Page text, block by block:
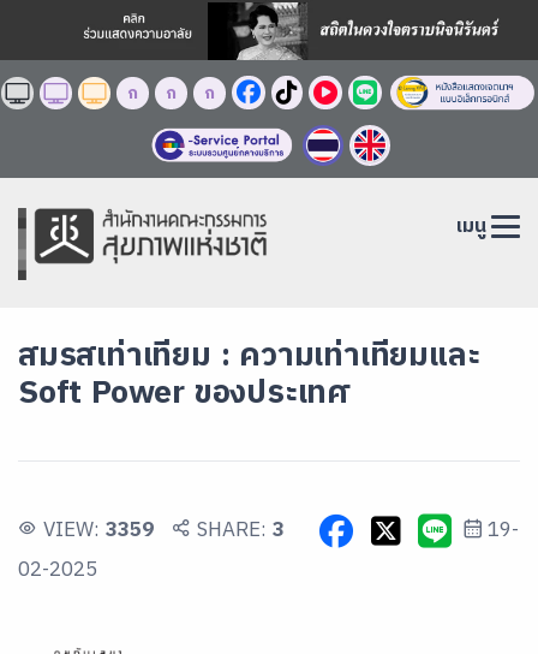
ก ก ก
เมนู
สมรสเท่าเทียม : ความเท่าเทียมและ
Soft Power ของประเทศ
VIEW: 3359 SHARE: 3
19-
02-2025